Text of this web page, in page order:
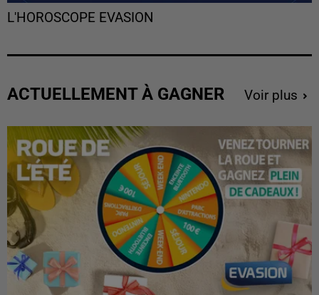
L'HOROSCOPE EVASION
ACTUELLEMENT À GAGNER Voir plus